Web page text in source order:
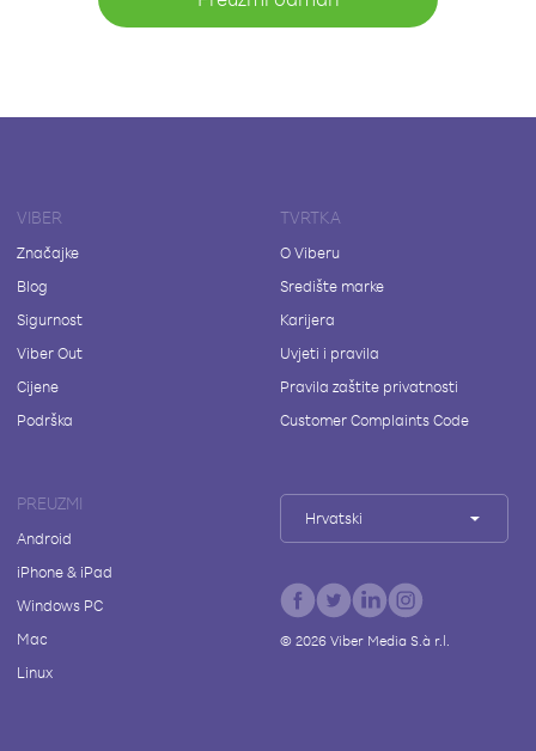
VIBER
Značajke
Blog
Sigurnost
Viber Out
Cijene
Podrška
TVRTKA
O Viberu
Središte marke
Karijera
Uvjeti i pravila
Pravila zaštite privatnosti
Customer Complaints Code
PREUZMI
Android
iPhone & iPad
Windows PC
Mac
Linux
Hrvatski
© 2026Viber Media S.à r.l.